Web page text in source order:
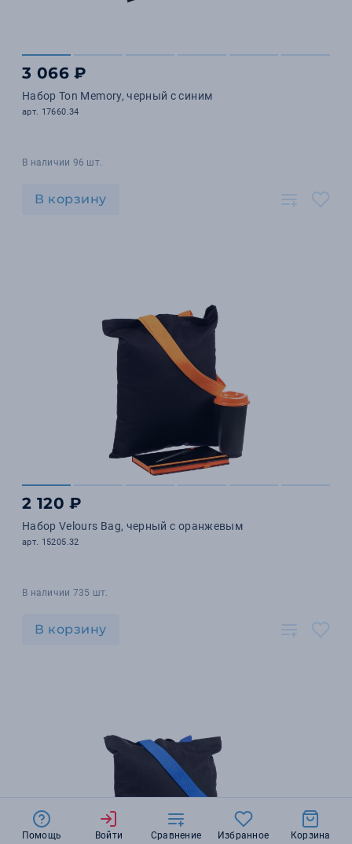
3 066 ₽
Набор Ton Memory, черный с синим
арт. 17660.34
В наличии 96 шт.
В корзину
2 120 ₽
Набор Velours Bag, черный с оранжевым
арт. 15205.32
В наличии 735 шт.
В корзину
Помощь Войти Сравнение Избранное Корзина